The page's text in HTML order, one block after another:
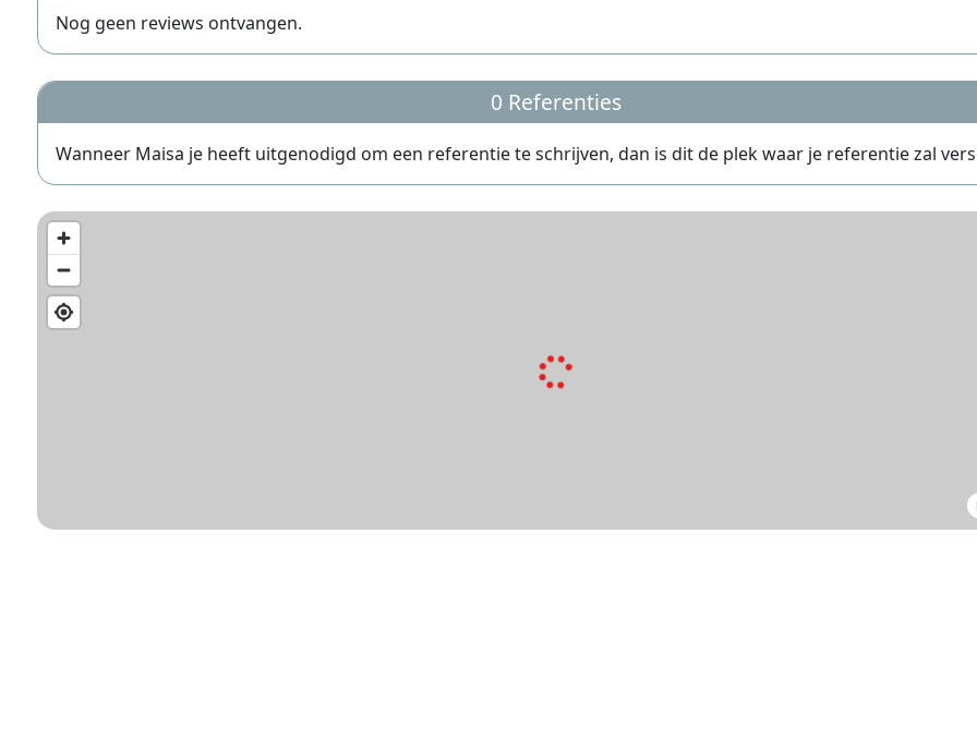
Nog geen reviews ontvangen.
0 Referenties
Wanneer Maisa je heeft uitgenodigd om een referentie te schrijven, dan is dit de plek waar je referentie zal